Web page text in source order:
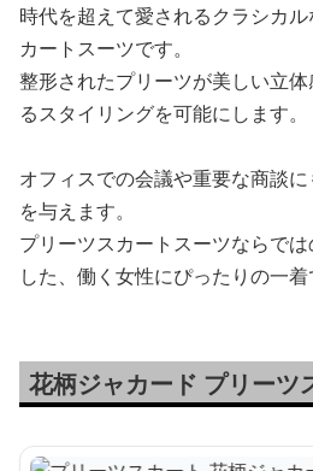
時代を超えて愛されるクラシカ
カートスーツです。
整形されたプリーツが美しい立
るスタイリングを可能にします。
オフィスでの会議や重要な商談
を与えます。
プリーツスカートスーツならで
した、働く女性にぴったりの一着
花柄ジャカード プリーツ